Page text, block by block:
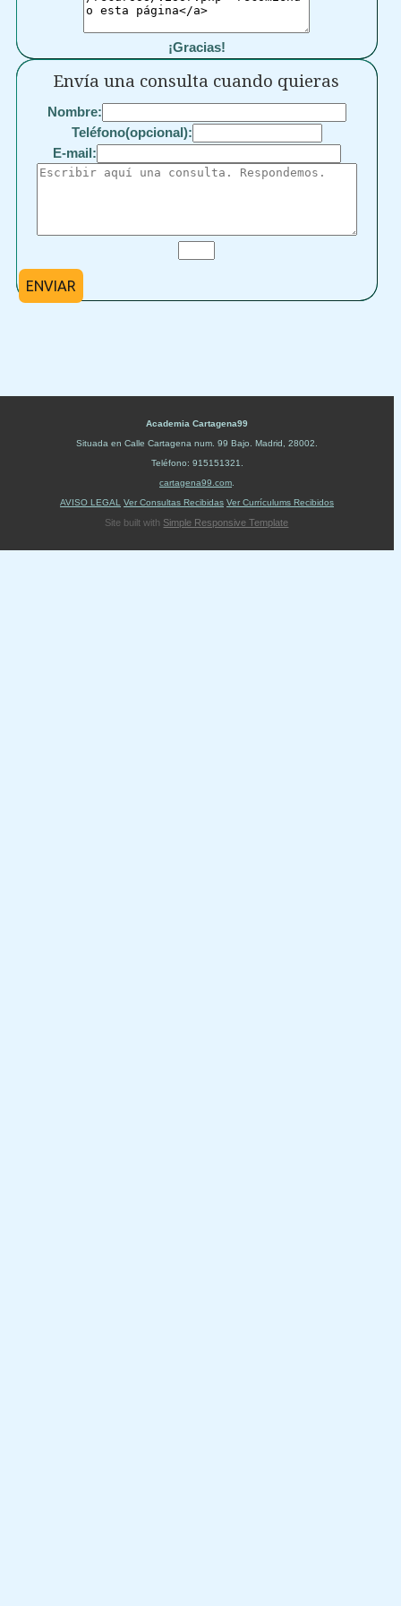
¡Gracias!
Envía una consulta cuando quieras
Nombre:
Teléfono(opcional):
E-mail:
ENVIAR
Academia Cartagena99
Situada en Calle Cartagena num. 99 Bajo Madrid 28002
Teléfono: 915151321
cartagena99.com
AVISO LEGAL
Ver Consultas Recibidas Ver Currículums Recibidos
Site built with Simple Responsive Template